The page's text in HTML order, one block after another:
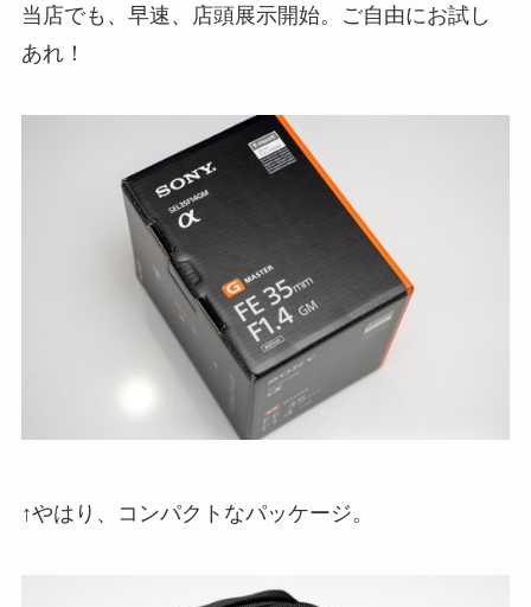
当店でも、早速、店頭展示開始。ご自由にお試し
あれ！
↑やはり、コンパクトなパッケージ。